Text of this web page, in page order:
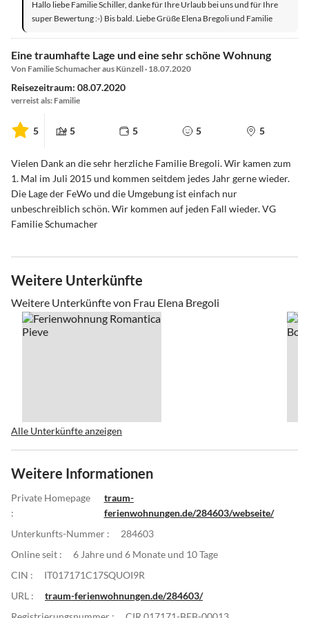
Hallo liebe Familie Schiller, danke für Ihre Urlaub bei uns und für Ihre
super Bewertung :-) Bis bald. Liebe Grüße Elena Bregoli und Familie
Eine traumhafte Lage und eine sehr schöne Wohnung
Von Familie Schumacher aus Künzell · 18.07.2020
Reisezeitraum: 08.07.2020
verreist als: Familie
5 5 5 5 5
Vielen Dank an die sehr herzliche Familie Bregoli. Wir kamen zum
1. Mal im Juli 2015 und kommen seitdem jedes Jahr gerne wieder.
Die Lage der FeWo und die Umgebung ist einfach nur
unbeschreiblich schön. Wir kommen auf jeden Fall wieder. VG
Familie Schumacher
Weitere Unterkünfte
Weitere Unterkünfte von Frau Elena Bregoli
Alle Unterkünfte anzeigen
Weitere Informationen
Private Homepage
:
traum-
ferienwohnungen.de/284603/webseite/
Unterkunfts-Nummer :
284603
Online seit :
6 Jahre und 6 Monate und 10 Tage
CIN :
IT017171C17SQUOI9R
URL :
traum-ferienwohnungen.de/284603/